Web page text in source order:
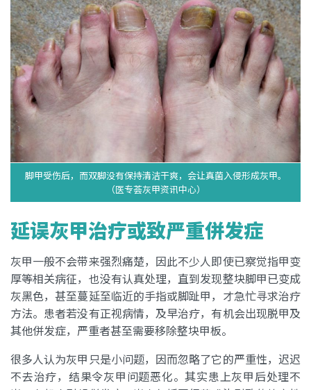
脚甲受伤后，而双脚没有保持清洁干爽，会让真菌入侵形成灰甲。
（医专荟灰甲资讯中心）
延误灰甲治疗或致严重併发症
灰甲一般不会带来强烈痛楚，因此不少人即使已察觉指甲变
厚等相关病征，也没有认真处理，直到发现整块脚甲已变成
灰黑色，甚至蔓延至临近的手指或脚趾甲，才急忙寻求治疗
方法。患者若没有正视病情，及早治疗，有机会出现脱甲及
其他併发症，严重者甚至需要移除整块甲板。
很多人认为灰甲只是小问题，因而忽略了它的严重性，迟迟
不去治疗，结果令灰甲问题恶化。其实患上灰甲后处理不